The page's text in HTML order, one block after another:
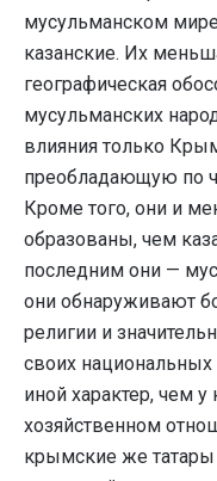
мусульманском
казанские. Их
географическая
мусульманских
влияния только
преобладающую по
Кроме того, они и
образованы, чем
последним они —
они обнаруживают
религии и
своих
иной характер, чем у
хозяйственном
крымские же татары